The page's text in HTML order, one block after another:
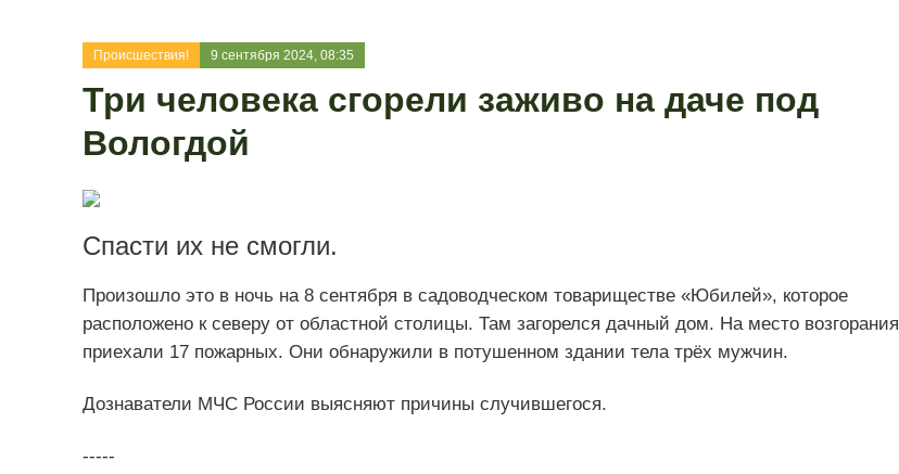
Происшествия! 9 сентября 2024, 08:35
Три человека сгорели заживо на даче под
Вологдой
Спасти их не смогли.
Произошло это в ночь на 8 сентября в садоводческом товариществе «Юбилей», которое
расположено к северу от областной столицы. Там загорелся дачный дом. На место возгорания
приехали 17 пожарных. Они обнаружили в потушенном здании тела трёх мужчин.
Дознаватели МЧС России выясняют причины случившегося.
-----